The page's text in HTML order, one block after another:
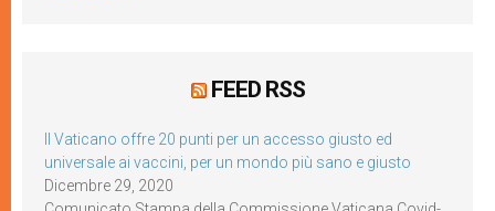
FEED RSS
Il Vaticano offre 20 punti per un accesso giusto ed
universale ai vaccini, per un mondo più sano e giusto
Dicembre 29, 2020